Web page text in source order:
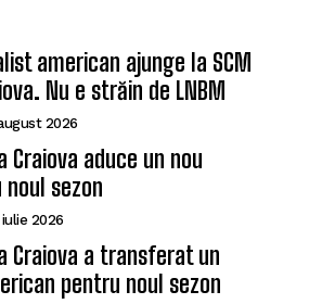
american ajunge la SCM
Nu e străin de LNBM
2026
Craiova aduce un nou
sezon
iulie 2026
Craiova a transferat un
pentru noul sezon